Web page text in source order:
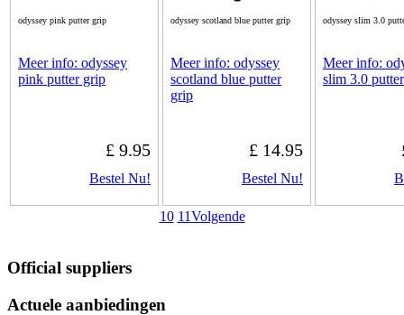
odyssey pink putter grip
Meer info: odyssey
pink putter grip
£ 9.95
Bestel Nu!
odyssey scotland blue putter grip
Meer info: odyssey
scotland blue putter
grip
£ 14.95
Bestel Nu!
odyssey slim 3.0
Meer info:
slim 3.0
10 11Volgende
Official suppliers
Actuele aanbiedingen